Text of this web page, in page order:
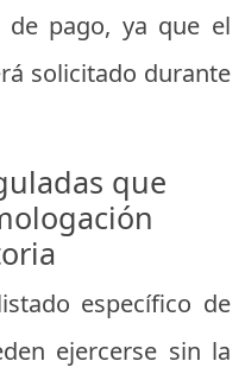
de pago, ya que el
solicitado durante
que
específico de
ejercerse sin la